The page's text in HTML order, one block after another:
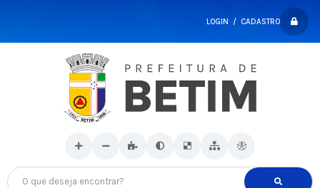
LOGIN / CADASTRO
O que deseja encontrar?